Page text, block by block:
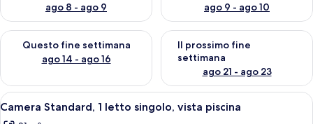
ago 8 - ago 9
ago 9 - ago 10
Questo fine settimana
ago 14 - ago 16
Verifica la disponibilità per questo fine settimana, ago 14 -
Il prossimo fine
settimana
ago 21 - ago 23
Verifica la disponibilità per il
Apri
tutte
Camera Standard, 1 letto singolo,
3
Camera Standard, 1 letto singolo, vista piscina